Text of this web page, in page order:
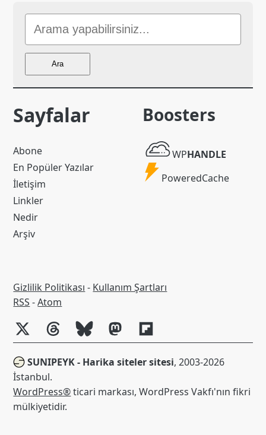
Sitede
Ara
Ara
Sayfalar
Abone
En Popüler Yazılar
İletişim
Linkler
Nedir
Arşiv
Boosters
WP
Handle
WPHANDLE
Powered
PoweredCache
Gizlilik Politikası - Kullanım Şartları
RSS
RSS -Atom
SUNIPEYK - Harika siteler sitesi, 2003-2026
İstanbul.
WordPress®ticari markası, WordPress Vakfı'nın fikri
mülkiyetidir.